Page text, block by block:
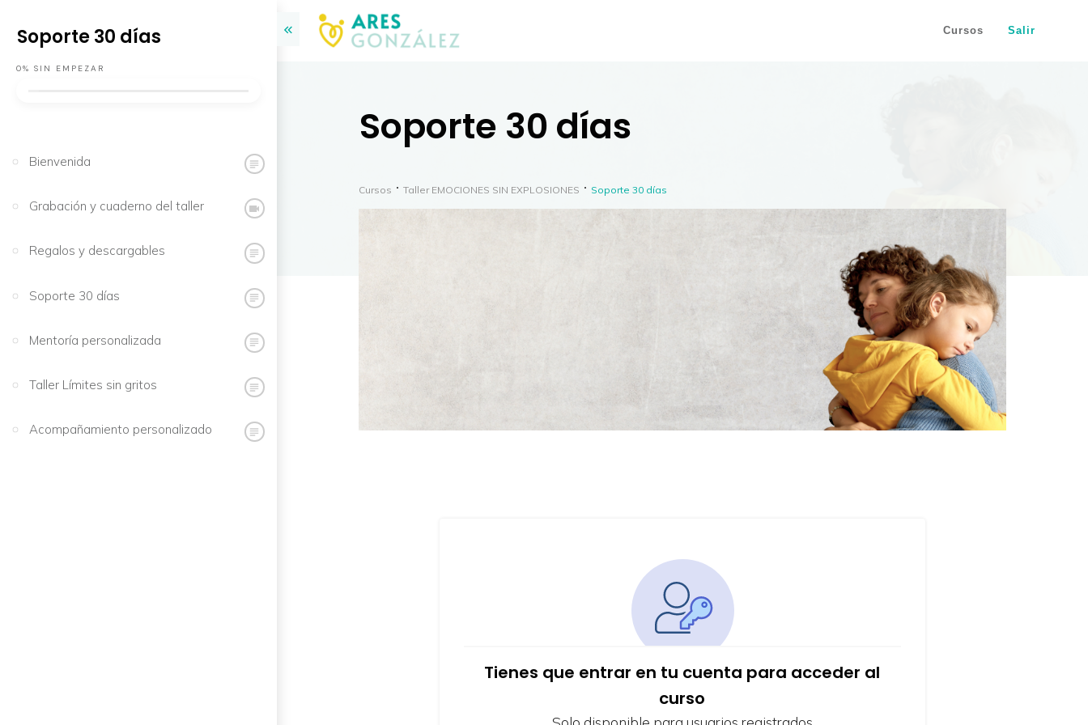
Cursos Salir
Soporte 30 días
Cursos Taller EMOCIONES SIN EXPLOSIONES Soporte 30 días
Tienes que entrar en tu cuenta para acceder al
curso
Soporte 30 días
0% SIN EMPEZAR
Bienvenida
Grabación y cuaderno del taller
Regalos y descargables
Soporte 30 días
Mentoría personalizada
Taller Límites sin gritos
Acompañamiento personalizado